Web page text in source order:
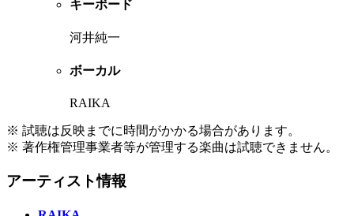
キーボード
河井純一
ボーカル
RAIKA
※ 試聴は反映までに時間がかかる場合があります。
※ 著作権管理事業者等が管理する楽曲は試聴できません。
アーティスト情報